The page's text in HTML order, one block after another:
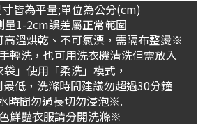
皆為平量;單位為公分(cm)
量1-2cm誤差屬正常範圍
溫烘乾、不可氯漂，需隔布整燙※
輕洗，也可用洗衣機清洗但需放入
袋」使用「柔洗」模式，
低，洗滌時間建議勿超過30分鐘
時間勿過長切勿浸泡※.
鮮豔衣服請分開洗滌※